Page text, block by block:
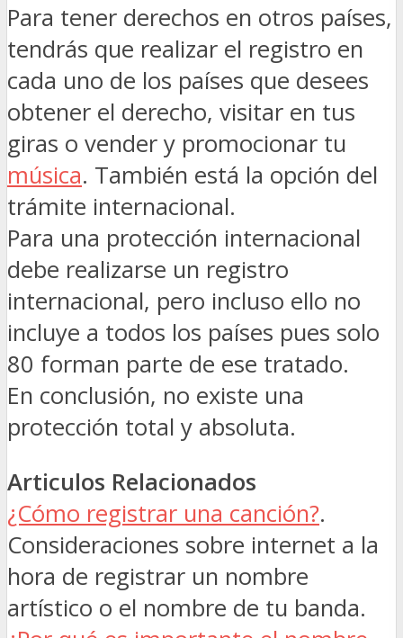
Para tener derechos en otros países,
tendrás que realizar el registro en
cada uno de los países que desees
obtener el derecho, visitar en tus
giras o vender y promocionar tu
música. También está la opción del
trámite internacional.
Para una protección internacional
debe realizarse un registro
internacional, pero incluso ello no
incluye a todos los países pues solo
80 forman parte de ese tratado.
En conclusión, no existe una
protección total y absoluta.
Articulos Relacionados
¿Cómo registrar una canción?.
Consideraciones sobre internet a la
hora de registrar un nombre
artístico o el nombre de tu banda.